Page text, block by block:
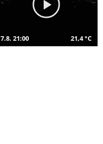
7.8. 21:00 21,4 °C